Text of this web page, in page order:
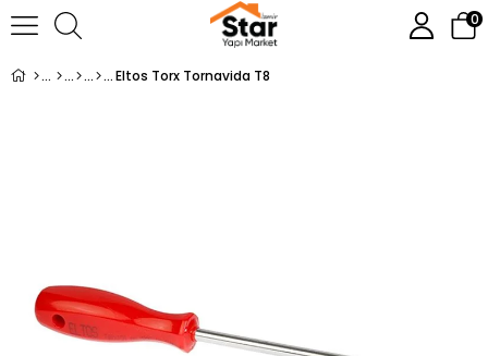
0
Eltos Torx Tornavida T8